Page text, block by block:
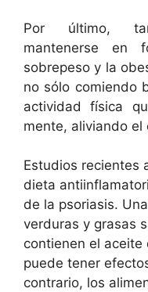
Por último,
mantenerse en
sobrepeso y la
no sólo comiendo
actividad física
mente, aliviando el
Estudios recientes
dieta
de la psoriasis.
verduras y grasas
contienen el aceite
puede tener
contrario, los